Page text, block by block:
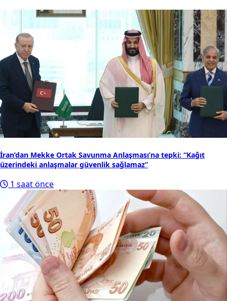
İran’dan Mekke Ortak Savunma Anlaşması’na tepki: “Kağıt
üzerindeki anlaşmalar güvenlik sağlamaz”
1 saat önce